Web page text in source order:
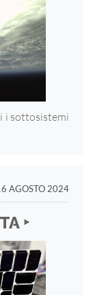
i sottosistemi
AGOSTO 2024
‣